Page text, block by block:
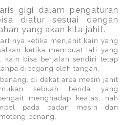
gigi dalam pengaturan
diatur sesuai dengan
yang akan kita jahit.
ketika menjahit kain yang
ketika membuat tali yang
kain bisa berjalan sendiri tetap
dipegang oleh tangan.
di dekat area mesin jahit
sebuah benda yang
menghadap keatas, nah
pada badan mesin dan
benang.